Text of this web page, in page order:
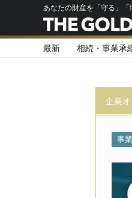
あなたの財産を「守る」
最新 相続・事業承
企業
事